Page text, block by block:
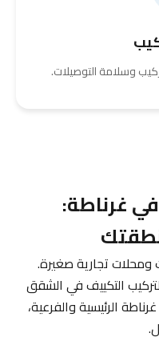
وسلامة التوصيلات.
غرناطة:
تجارية صغيرة.
حولي لتركيب التكييف في الشقق
الرئيسية والفرعية،